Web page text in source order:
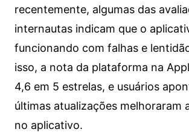
recentemente, algumas das
internautas indicam que o
funcionando com falhas e
isso, a nota da plataforma na
4,6 em 5 estrelas, e usuários
últimas atualizações melhoraram
no aplicativo.